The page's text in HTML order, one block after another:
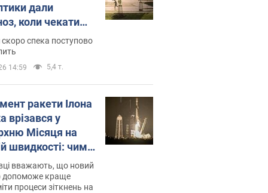
дали
коли чекати
погоди
скоро спека поступово
14:59 5,4 т.
ракети Ілона
врізався у
Місяця на
швидкості: чим
вважають, що новий
допоможе краще
процеси зіткнень на